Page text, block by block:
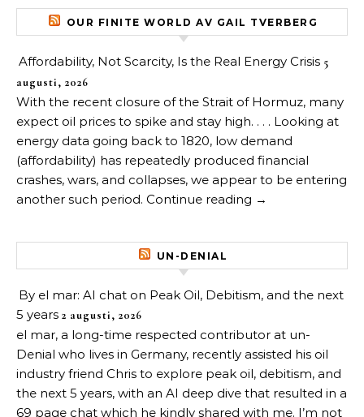
OUR FINITE WORLD AV GAIL TVERBERG
Affordability, Not Scarcity, Is the Real Energy Crisis 5
augusti, 2026
With the recent closure of the Strait of Hormuz, many
expect oil prices to spike and stay high. . . . Looking at
energy data going back to 1820, low demand
(affordability) has repeatedly produced financial
crashes, wars, and collapses, we appear to be entering
another such period. Continue reading →
UN-DENIAL
By el mar: AI chat on Peak Oil, Debitism, and the next
5 years 2 augusti, 2026
el mar, a long-time respected contributor at un-
Denial who lives in Germany, recently assisted his oil
industry friend Chris to explore peak oil, debitism, and
the next 5 years, with an AI deep dive that resulted in a
69 page chat which he kindly shared with me. I’m not